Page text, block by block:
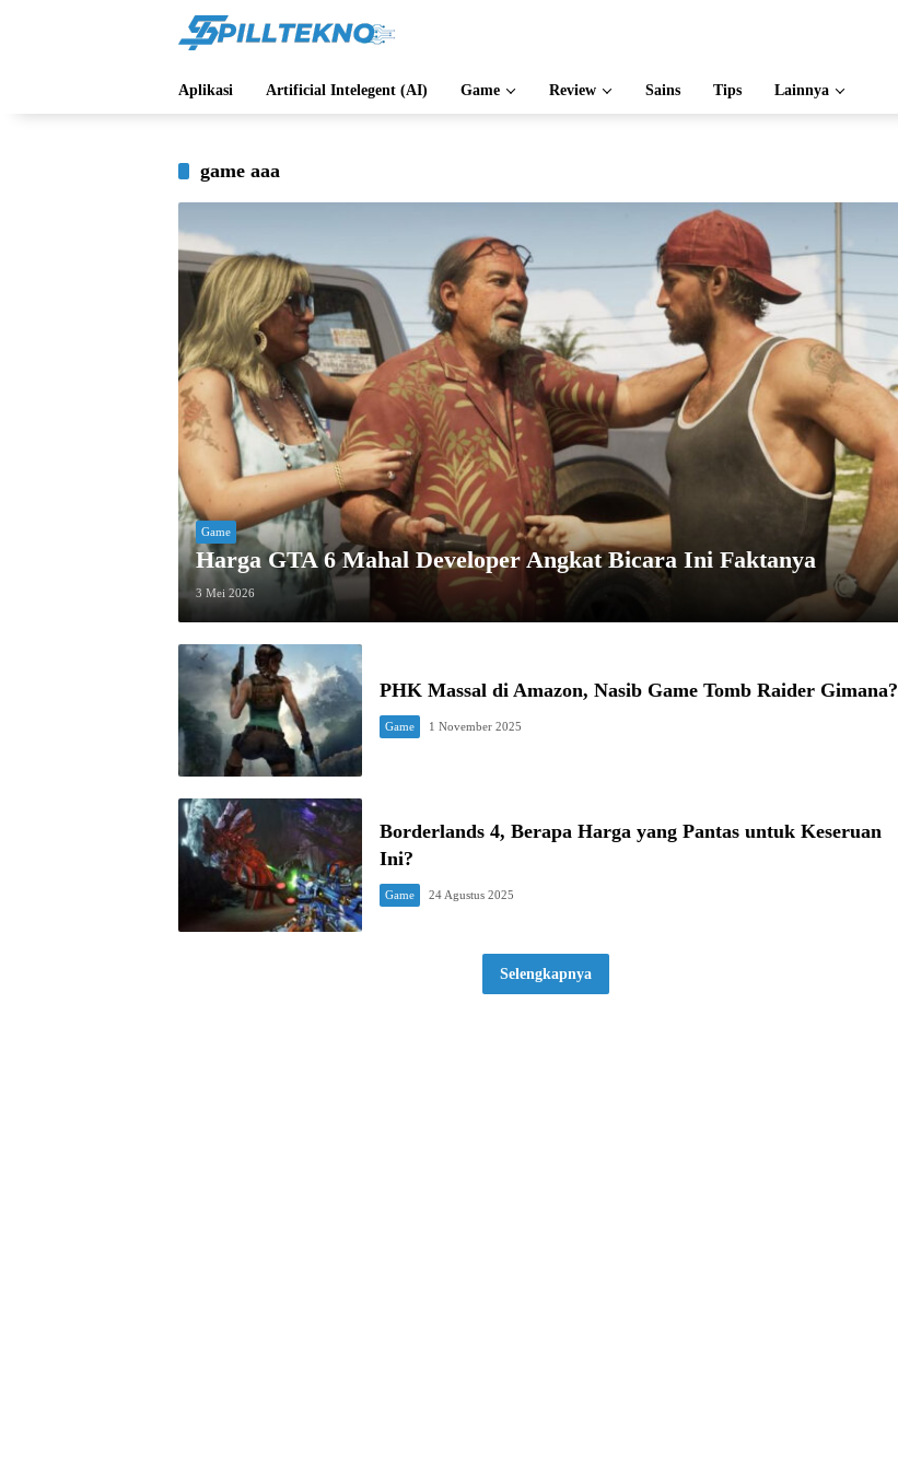
Aplikasi Artificial Intelegent (AI) Game Review Sains Tips Lainnya
game aaa
Game
Harga GTA 6 Mahal Developer Angkat Bicara Ini Faktanya
3 Mei 2026
PHK Massal di Amazon, Nasib Game Tomb Raider Gimana?
Game 1 November 2025
Borderlands 4, Berapa Harga yang Pantas untuk Keseruan
Ini?
Game 24 Agustus 2025
Selengkapnya